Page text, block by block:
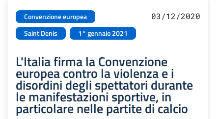
Convenzione europea
Saint Denis
1° gennaio 2021
03/12/2020
L'Italia firma la Convenzione
europea contro la violenza e i
disordini degli spettatori durante
le manifestazioni sportive, in
particolare nelle partite di calcio